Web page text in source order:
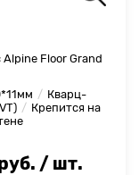
Floor Grand
Кварц-
Крепится на
/ шт.